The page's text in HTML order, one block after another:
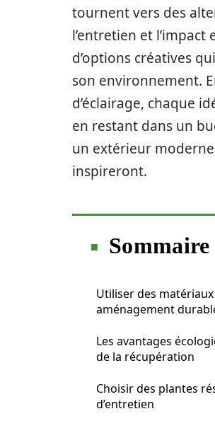
tournent vers des
l’entretien et
d’options créatives
son environnement.
d’éclairage, chaque
en restant dans un
un extérieur
inspireront.
Sommaire
Utiliser des
aménagement
Les avantages
de la récupération
Choisir des plantes
d’entretien